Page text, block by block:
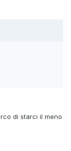
di starci il meno